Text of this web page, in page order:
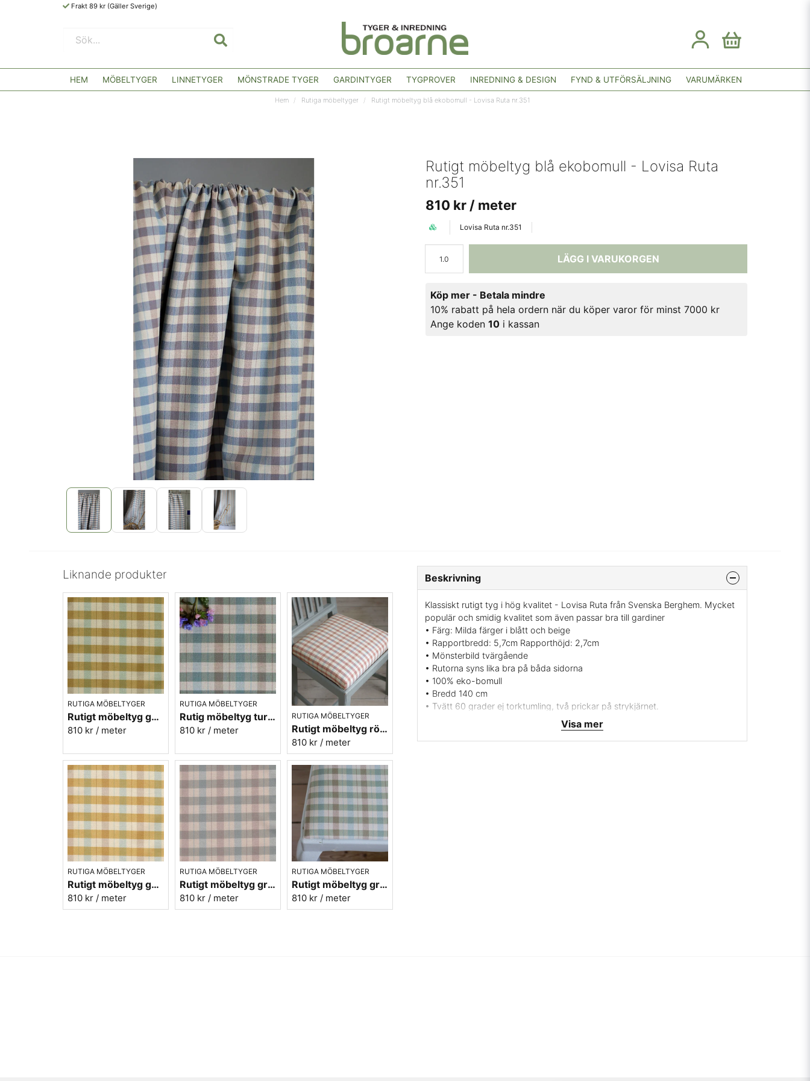
Frakt 89 kr (Gäller Sverige)
HEM MÖBELTYGER LINNETYGER MÖNSTRADE TYGER GARDINTYGER TYGPROVER INREDNING & DESIGN FYND & UTFÖRSÄLJNING VARUMÄRKEN
Hem Rutiga möbeltyger Rutigt möbeltyg blå ekobomull - Lovisa Ruta nr.351
Rutigt möbeltyg blå ekobomull - Lovisa Ruta
nr.351
810 kr / meter
Lovisa Ruta nr.351
LÄGG I VARUKORGEN
Köp mer - Betala mindre
10% rabatt på hela ordern när du köper varor för minst 7000 kr
Ange koden10 i kassan
Liknande produkter
RUTIGA MÖBELTYGER
Rutigt möbeltyg gul - ekobomull - Lovisa Ruta nr.313
810 kr / meter
RUTIGA MÖBELTYGER
Rutig möbeltyg turkos ekobomull - Lovisa Ruta nr.361
810 kr / meter
RUTIGA MÖBELTYGER
Rutigt möbeltyg röd ekobomull - Lovisa Ruta nr.330
810 kr / meter
RUTIGA MÖBELTYGER
Rutigt möbeltyg gul ekobomull - Lovisa Ruta nr.310
810 kr / meter
RUTIGA MÖBELTYGER
Rutigt möbeltyg grå ekobomull - Lovisa Ruta nr.390
810 kr / meter
RUTIGA MÖBELTYGER
Rutigt möbeltyg grön ekobomull - Lovisa Ruta nr.370
810 kr / meter
Beskrivning
Klassiskt rutigt tyg i hög kvalitet - Lovisa Ruta från Svenska Berghem. Mycket
populär och smidig kvalitet som även passar bra till gardiner
• Färg: Milda färger i blått och beige
• Rapportbredd: 5,7cm Rapporthöjd: 2,7cm
• Mönsterbild tvärgående
• Rutorna syns lika bra på båda sidorna
• 100% eko-bomull
• Bredd 140 cm
• Tvätt 60 grader ej torktumling, två prickar på strykjärnet.
• Svensk tillverkning av Berghems väveri
• Leveransvillkor: Beställningsvara, leveranstid ca. 7 dagar, ingen returrätt.
Visa mer